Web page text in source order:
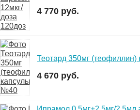
4 770 руб.
Теотард 350мг
4 670 руб.